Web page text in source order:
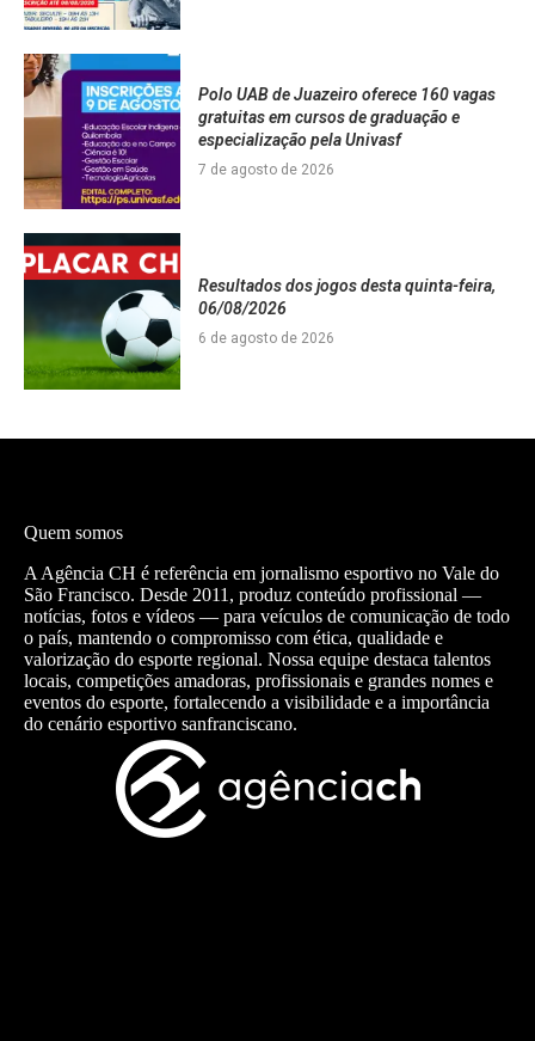
Polo UAB de Juazeiro oferece 160 vagas
gratuitas em cursos de graduação e
especialização pela Univasf
7 de agosto de 2026
Resultados dos jogos desta quinta-feira,
06/08/2026
6 de agosto de 2026
Quem somos
A Agência CH é referência em jornalismo esportivo no Vale do
São Francisco. Desde 2011, produz conteúdo profissional —
notícias, fotos e vídeos — para veículos de comunicação de todo
o país, mantendo o compromisso com ética, qualidade e
valorização do esporte regional. Nossa equipe destaca talentos
locais, competições amadoras, profissionais e grandes nomes e
eventos do esporte, fortalecendo a visibilidade e a importância
do cenário esportivo sanfranciscano.